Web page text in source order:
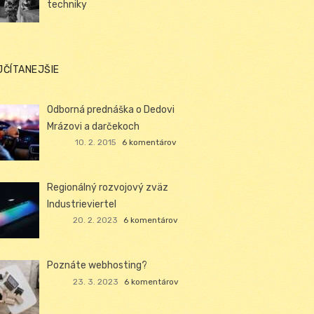
techniky
Odborná prednáška o Dedovi
Mrázovi a darčekoch
10. 2. 2015 6 komentárov
Regionálný rozvojový zväz
Industrieviertel
20. 2. 2023 6 komentárov
Poznáte webhosting?
23. 3. 2023 6 komentárov